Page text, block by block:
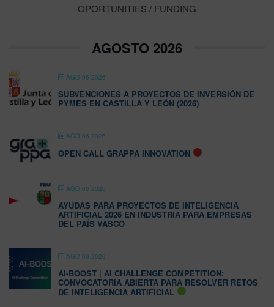
OPORTUNITIES / FUNDING
AGOSTO 2026
AGO 06 2026
SUBVENCIONES A PROYECTOS DE INVERSIÓN DE
PYMES EN CASTILLA Y LEÓN (2026)
AGO 06 2026
OPEN CALL GRAPPA INNOVATION
AGO 06 2026
AYUDAS PARA PROYECTOS DE INTELIGENCIA
ARTIFICIAL 2026 EN INDUSTRIA PARA EMPRESAS
DEL PAÍS VASCO
AGO 06 2026
AI-BOOST | AI CHALLENGE COMPETITION:
CONVOCATORIA ABIERTA PARA RESOLVER RETOS
DE INTELIGENCIA ARTIFICIAL